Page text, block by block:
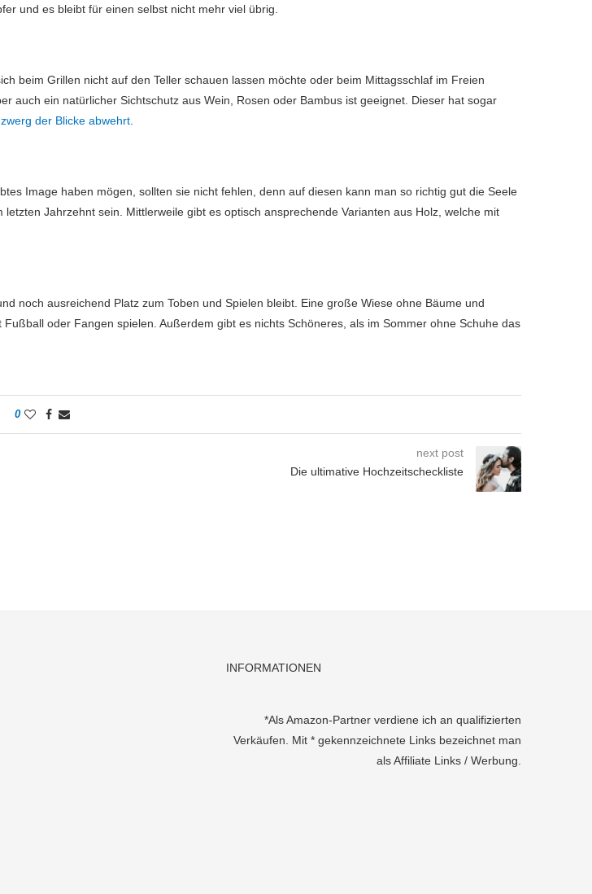
und es bleibt für einen selbst nicht mehr viel übrig.
beim Grillen nicht auf den Teller schauen lassen möchte oder beim Mittagsschlaf im Freien
auch ein natürlicher Sichtschutz aus Wein, Rosen oder Bambus ist geeignet. Dieser hat sogar
der Blicke abwehrt
Image haben mögen, sollten sie nicht fehlen, denn auf diesen kann man so richtig gut die Seele
Jahrzehnt sein. Mittlerweile gibt es optisch ansprechende Varianten aus Holz, welche mit
noch ausreichend Platz zum Toben und Spielen bleibt. Eine große Wiese ohne Bäume und
oder Fangen spielen. Außerdem gibt es nichts Schöneres, als im Sommer ohne Schuhe das
0
next post
Die ultimative Hochzeitscheckliste
INFORMATIONEN
*Als Amazon-Partner verdiene ich an qualifizierten
Verkäufen. Mit * gekennzeichnete Links bezeichnet man
als Affiliate Links / Werbung.